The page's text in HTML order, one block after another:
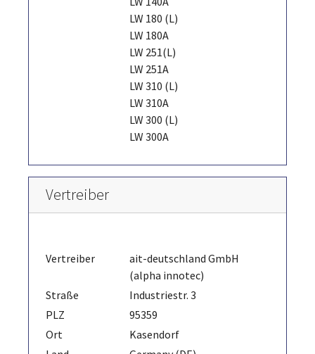
LW 180 (L)
LW 180A
LW 251(L)
LW 251A
LW 310 (L)
LW 310A
LW 300 (L)
LW 300A
Vertreiber
Vertreiber
ait-deutschland GmbH
(alpha innotec)
Straße
Industriestr. 3
PLZ
95359
Ort
Kasendorf